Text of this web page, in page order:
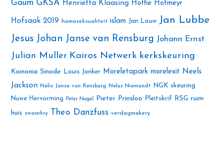
Gaum GKSA Henrietta Klaasing Hoffie Hofmeyr
Hofsaak 2019 homoseksualiteit islam Jan Louw Jan Lubbe
Jesus Johan Janse van Rensburg Johann Ernst
Julian Muller Kairos Netwerk kerkskeuring
Koinonia Sinode Louis Jonker Moreletapark morelexit Neels
Jackson Nelis Janse van Rensburg Nelus Niemandt
NGK skeuring
Nuwe Hervorming
Peter Nagel Pieter Prinsloo Pleitskrif RSG ruim
huis swaarkry Theo Danzfuss verdagmakery